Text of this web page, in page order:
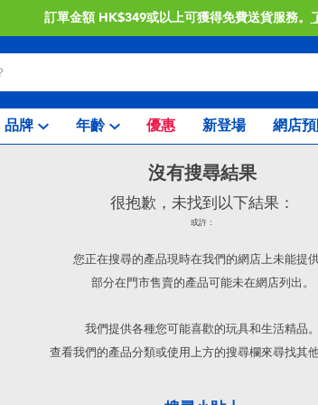
訂單金額 HK$349或以上可獲得免費送貨服務。
品牌 年齡 優惠 新登場 網店
沒有搜尋結果
很抱歉，未找到以下結果：
或許：
您正在搜尋的產品現時在我們的網店上未能提供
部分在門市售賣的產品可能未在網店列出。
我們提供各種您可能喜歡的玩具和生活精品。
查看我們的產品分類或使用上方的搜尋欄來尋找其